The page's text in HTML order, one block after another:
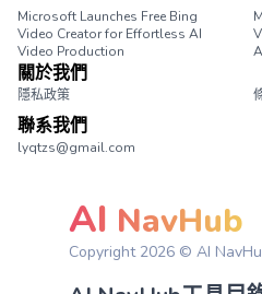
Microsoft Launches Free Bing
Video Creator for Effortless AI
Video Production
關於我們
隱私政策
聯系我們
lyqtzs@gmail.com
AI NavHub
Copyright 2026© AI